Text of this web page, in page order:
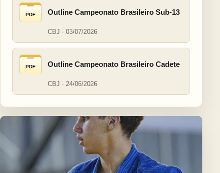
PDF Outline Campeonato Brasileiro Sub-13
CBJ · 03/07/2026
PDF Outline Campeonato Brasileiro Cadete
CBJ · 24/06/2026